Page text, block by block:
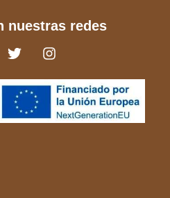
nuestras redes